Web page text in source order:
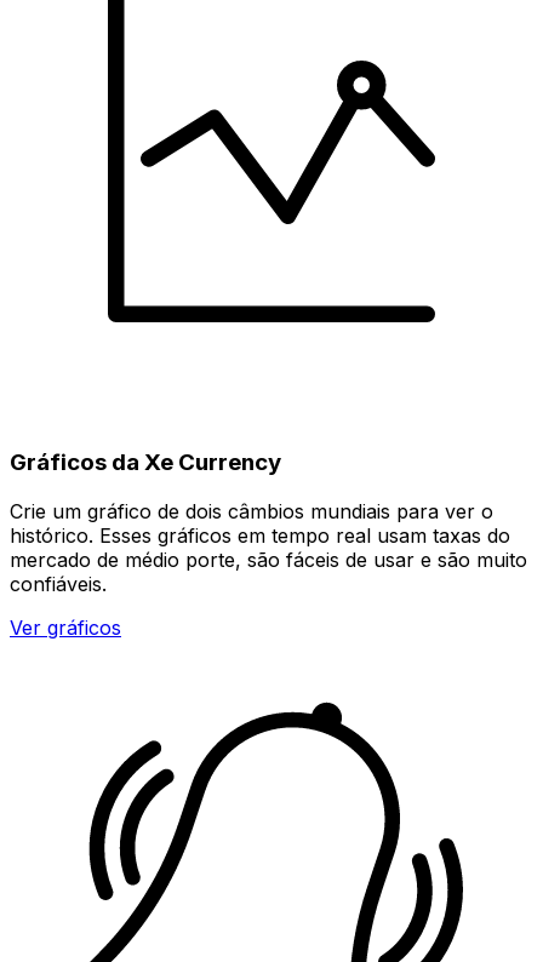
Gráficos da Xe Currency
Crie um gráfico de dois câmbios mundiais para ver o
histórico. Esses gráficos em tempo real usam taxas do
mercado de médio porte, são fáceis de usar e são muito
confiáveis.
Ver gráficos